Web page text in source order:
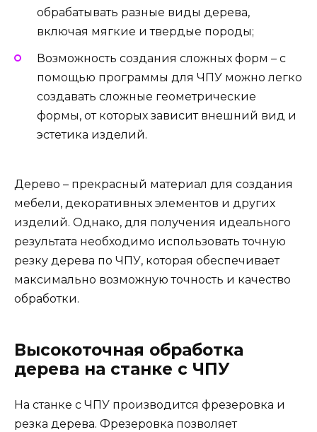
обрабатывать разные виды дерева,
включая мягкие и твердые породы;
Возможность создания сложных форм – с
помощью программы для ЧПУ можно легко
создавать сложные геометрические
формы, от которых зависит внешний вид и
эстетика изделий.
Дерево – прекрасный материал для создания
мебели, декоративных элементов и других
изделий. Однако, для получения идеального
результата необходимо использовать точную
резку дерева по ЧПУ, которая обеспечивает
максимально возможную точность и качество
обработки.
Высокоточная обработка
дерева на станке с ЧПУ
На станке с ЧПУ производится фрезеровка и
резка дерева. Фрезеровка позволяет